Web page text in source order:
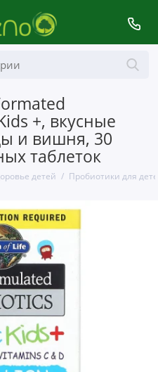
+, вкусные
и вишня, 30
таблеток
детей Пробиотики для